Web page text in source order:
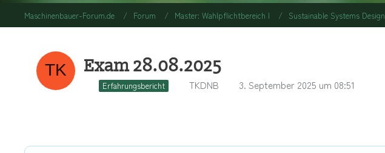
Maschinenbauer-Forum.de Forum Master: Wahlpflichtbereich I Sustainable Systems Design
Exam 28.08.2025
Erfahrungsbericht TKDNB 3. September 2025 um 08:51